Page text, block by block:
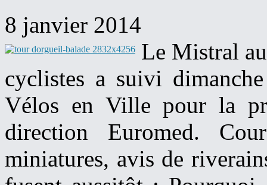
8 janvier 2014
Le Mistral
cyclistes a suivi
Vélos en Ville pour la
direction Euromed.
miniatures, avis de